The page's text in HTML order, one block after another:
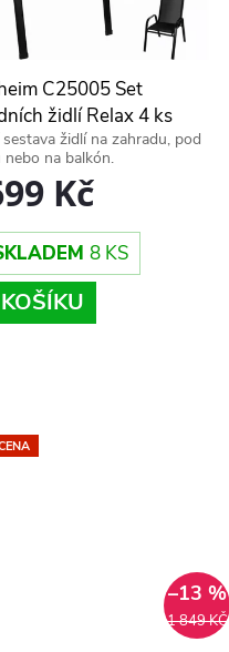
C25005 Set
židlí Relax 4 ks
Kč
8 KS
židlí na zahradu, pod
nebo na balkón.
1 849 KČ
–13 %